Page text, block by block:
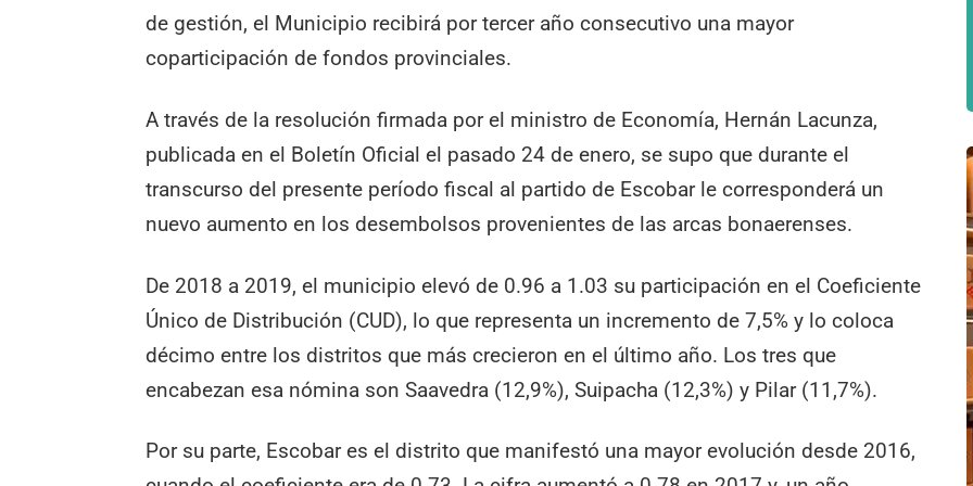
de gestión, el Municipio recibirá por tercer año consecutivo una mayor
coparticipación de fondos provinciales.
A través de la resolución firmada por el ministro de Economía, Hernán Lacunza,
publicada en el Boletín Oficial el pasado 24 de enero, se supo que durante el
transcurso del presente período fiscal al partido de Escobar le corresponderá un
nuevo aumento en los desembolsos provenientes de las arcas bonaerenses.
De 2018 a 2019, el municipio elevó de 0.96 a 1.03 su participación en el Coeficiente
Único de Distribución (CUD), lo que representa un incremento de 7,5% y lo coloca
décimo entre los distritos que más crecieron en el último año. Los tres que
encabezan esa nómina son Saavedra (12,9%), Suipacha (12,3%) y Pilar (11,7%).
Por su parte, Escobar es el distrito que manifestó una mayor evolución desde 2016,